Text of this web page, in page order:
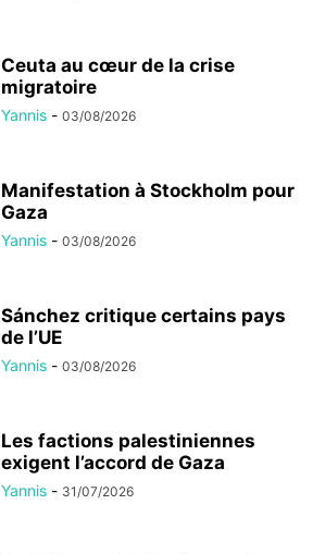
Ceuta au cœur de la crise
migratoire
Yannis - 03/08/2026
Manifestation à Stockholm pour
Gaza
Yannis - 03/08/2026
Sánchez critique certains pays
de l’UE
Yannis - 03/08/2026
Les factions palestiniennes
exigent l’accord de Gaza
Yannis - 31/07/2026